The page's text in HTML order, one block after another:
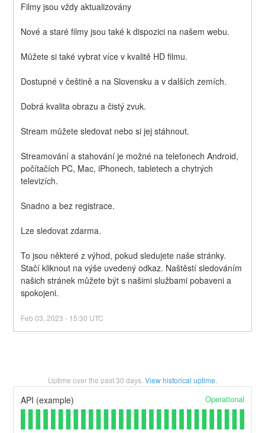
Filmy jsou vždy aktualizovány
Nové a staré filmy jsou také k dispozici na našem webu.
Můžete si také vybrat více v kvalitě HD filmu.
Dostupné v češtině a na Slovensku a v dalších zemích.
Dobrá kvalita obrazu a čistý zvuk.
Stream můžete sledovat nebo si jej stáhnout.
Streamování a stahování je možné na telefonech Android,
počítačích PC, Mac, iPhonech, tabletech a chytrých
televizích.
Snadno a bez registrace.
Lze sledovat zdarma.
To jsou některé z výhod, pokud sledujete naše stránky.
Stačí kliknout na výše uvedený odkaz. Naštěstí sledováním
našich stránek můžete být s našimi službami pobaveni a
spokojeni.
Feb03 ,2023 - 15:30 UTC
Uptime over the past30 days. View historical uptime.
API (example) Operational